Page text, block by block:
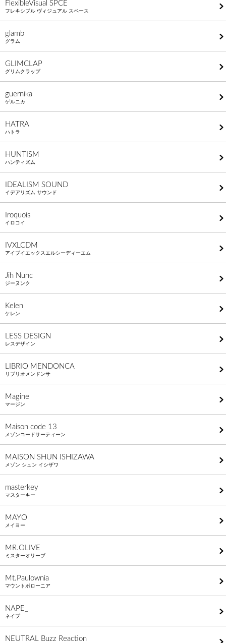
FlexibleVisual SPCE
フレキシブル ヴィジュアル スペース
glamb
グラム
GLIMCLAP
グリムクラップ
guernika
ゲルニカ
HATRA
ハトラ
HUNTISM
ハンティズム
IDEALISM SOUND
イデアリズム サウンド
Iroquois
イロコイ
IVXLCDM
アイブイエックスエルシーディーエム
Jih Nunc
ジーヌンク
Kelen
ケレン
LESS DESIGN
レスデザイン
LIBRIO MENDONCA
リブリオメンドンサ
Magine
マージン
Maison code 13
メゾンコードサーティーン
MAISON SHUN ISHIZAWA
メゾン シュン イシザワ
masterkey
マスターキー
MAYO
メイヨー
MR.OLIVE
ミスターオリーブ
Mt.Paulownia
マウントポローニア
NAPE_
ネイプ
NEUTRAL Buzz Reaction